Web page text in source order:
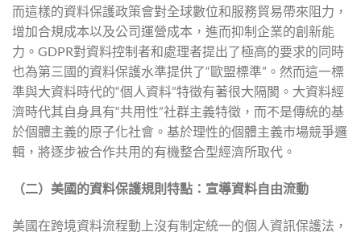
而這樣的資料保護政策會對全球數位和服務貿易帶來阻力，
增加合規成本以及公司運營成本，進而抑制企業的創新能
力。GDPR對資料控制者和處理者提出了極高的要求的同時
也為第三國的資料保護水準提供了“歐盟標準”。然而這一標
準與大資料時代的“個人資料”特徵有著很大隔閡。大資料經
濟時代其自身具有“共用性”社群主義特徵，而不是傳統的基
於個體主義的原子化社會。基於理性的個體主義市場競爭邏
輯，將逐步被合作共用的有機整合型經濟所取代。
（二）美國的資料保護規則特點：宣導資料自由流動
美國在跨境資料流程動上沒有制定統一的個人資訊保護法，